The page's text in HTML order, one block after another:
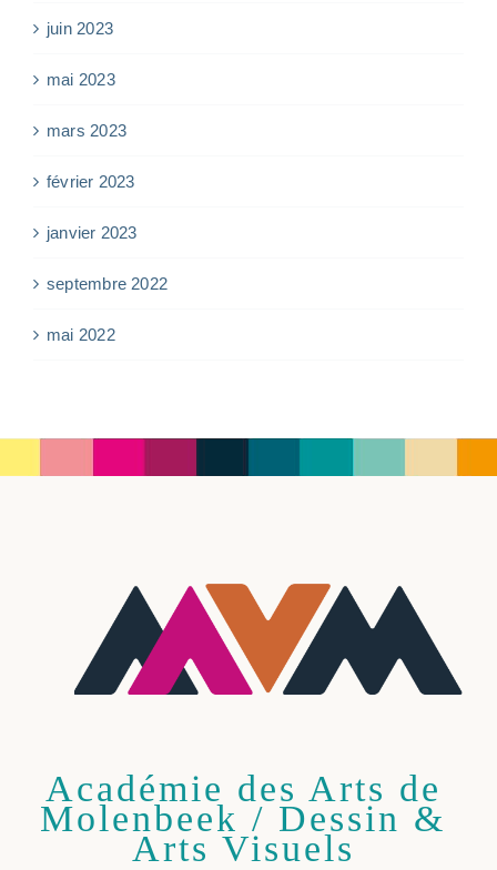
juin 2023
mai 2023
mars 2023
février 2023
janvier 2023
septembre 2022
mai 2022
Académie des Arts de
Molenbeek / Dessin &
Arts Visuels